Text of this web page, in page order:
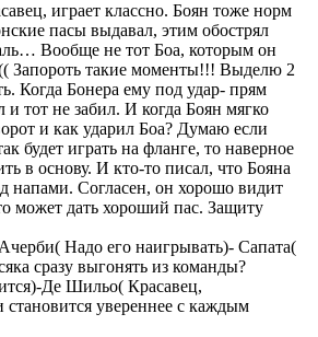
играет классно. Боян тоже норм
пасы выдавал, этим обострял
Вообще не тот Боа, которым он
Запороть такие моменты!!! Выделю 2
Когда Бонера ему под удар- прям
и тот не забил. И когда Боян мягко
и как ударил Боа? Думаю если
будет играть на фланге, то наверное
в основу. И кто-то писал, что Бояна
напами. Согласен, он хорошо видит
может дать хороший пас. Защиту
Надо его наигрывать)- Сапата(
сразу выгонять из команды?
Де Шильо( Красавец,
становится увереннее с каждым